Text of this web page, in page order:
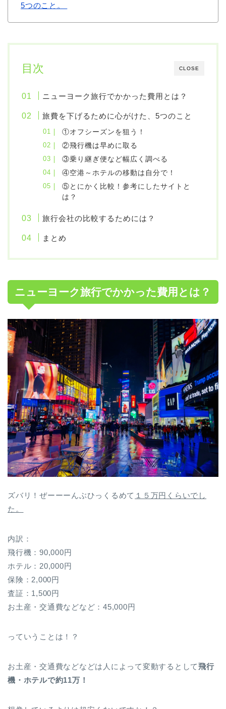
5つのこと。
CLOSE
目次
ニューヨーク旅行でかかった費用とは？
旅費を下げるために心がけた、5つのこと
①オフシーズンを狙う！
②飛行機は早めに取る
③乗り継ぎ便など幅広く調べる
④空港～ホテルの移動は自分で！
⑤とにかく比較！参考にしたサイトと
は？
旅行会社の比較するためには？
まとめ
ニューヨーク旅行でかかった費用とは？
ズバリ！ぜーーーんぶひっくるめて １５万円 くらいでし
た。
内訳：
飛行機：90,000円
ホテル：20,000円
保険：2,000円
査証：1,500円
お土産・交通費などなど：45,000円
っていうことは！？
お土産・交通費などなどは人によって変動するとして飛行
機・ホテルで約11万！